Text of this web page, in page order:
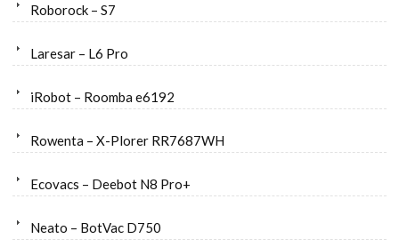
Roborock – S7
Laresar – L6 Pro
iRobot – Roomba e6192
Rowenta – X-Plorer RR7687WH
Ecovacs – Deebot N8 Pro+
Neato – BotVac D750